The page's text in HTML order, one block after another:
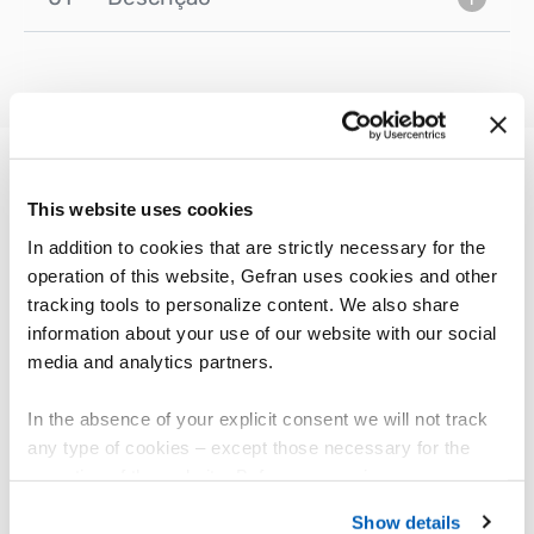
This website uses cookies
In addition to cookies that are strictly necessary for the
operation of this website, Gefran uses cookies and other
tracking tools to personalize content. We also share
information about your use of our website with our social
media and analytics partners.
In the absence of your explicit consent we will not track
any type of cookies – except those necessary for the
Show details
OUTROS PRODUTOS
Pode lhe interessar